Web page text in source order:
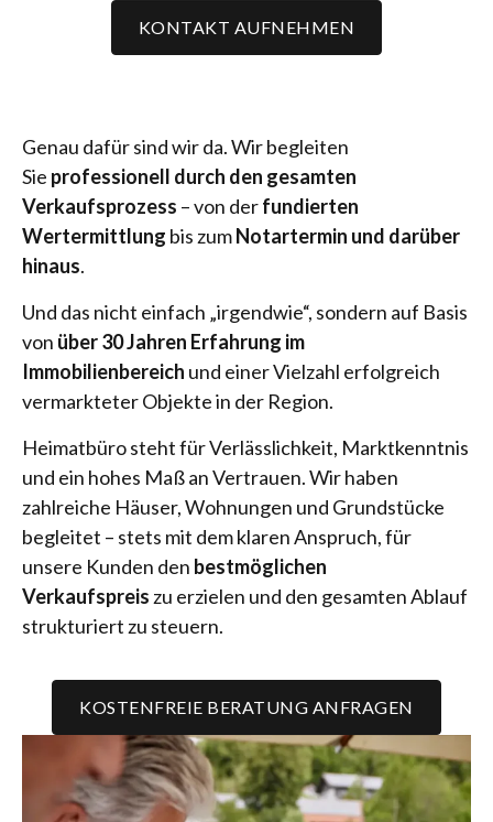
KONTAKT AUFNEHMEN
Genau dafür sind wir da. Wir begleiten
Sie professionell durch den gesamten
Verkaufsprozess – von derfundierten
Wertermittlung bis zumNotartermin und darüber
hinaus.
Und das nicht einfach „irgendwie“, sondern auf Basis
von über 30 Jahren Erfahrung im
Immobilienbereich und einer Vielzahl erfolgreich
vermarkteter Objekte in der Region.
Heimatbüro steht für Verlässlichkeit, Marktkenntnis
und ein hohes Maß an Vertrauen. Wir haben
zahlreiche Häuser, Wohnungen und Grundstücke
begleitet – stets mit dem klaren Anspruch, für
unsere Kunden den bestmöglichen
Verkaufspreis zu erzielen und den gesamten Ablauf
strukturiert zu steuern.
KOSTENFREIE BERATUNG ANFRAGEN